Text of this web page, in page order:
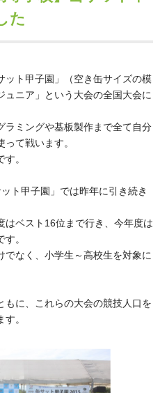
中谷財団40年史
公開情報
中谷財団レポート
国際学生交流プログラ
ム
よくあるご質問
中谷財団アーカイブ
た
ット甲子園」（空き缶サイズの模
ニア」という大会の全国大会に
ラミングや基板製作まで全て自分
て戦います。
。
ト甲子園」では昨年に引き続き
はベスト16位まで行き、今年度は
。
でなく、小学生～高校生を対象に
もに、これらの大会の競技人口を
。